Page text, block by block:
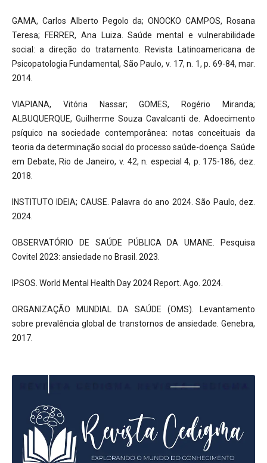
GAMA, Carlos Alberto Pegolo da; ONOCKO CAMPOS, Rosana
Teresa; FERRER, Ana Luiza. Saúde mental e vulnerabilidade
social: a direção do tratamento. Revista Latinoamericana de
Psicopatologia Fundamental, São Paulo, v. 17, n. 1, p. 69-84, mar.
2014.
VIAPIANA, Vitória Nassar; GOMES, Rogério Miranda;
ALBUQUERQUE, Guilherme Souza Cavalcanti de. Adoecimento
psíquico na sociedade contemporânea: notas conceituais da
teoria da determinação social do processo saúde-doença. Saúde
em Debate, Rio de Janeiro, v. 42, n. especial 4, p. 175-186, dez.
2018.
INSTITUTO IDEIA; CAUSE. Palavra do ano 2024. São Paulo, dez.
2024.
OBSERVATÓRIO DE SAÚDE PÚBLICA DA UMANE. Pesquisa
Covitel 2023: ansiedade no Brasil. 2023.
IPSOS. World Mental Health Day 2024 Report. Ago. 2024.
ORGANIZAÇÃO MUNDIAL DA SAÚDE (OMS). Levantamento
sobre prevalência global de transtornos de ansiedade. Genebra,
2017.